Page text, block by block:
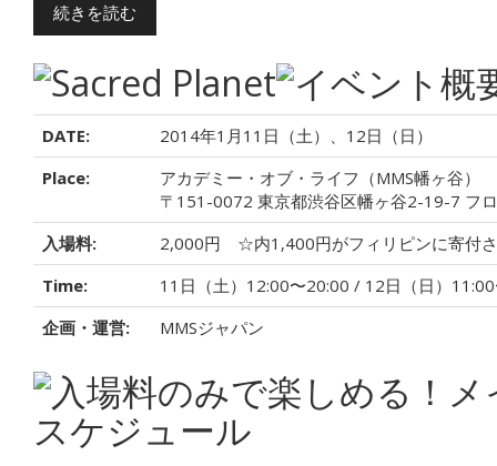
続きを読む
DATE:
2014年1月11日（土）、12日（日）
Place:
アカデミー・オブ・ライフ（MMS幡ヶ谷）
〒151-0072 東京都渋谷区幡ヶ谷2-19-7 フ
入場料:
2,000円 ☆内1,400円がフィリピンに寄付
Time:
11日（土）12:00〜20:00 / 12日（日）
企画・運営:
MMSジャパン